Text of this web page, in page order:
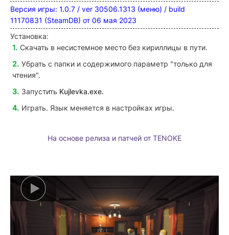
Версия игры: 1.0.7 / ver 30506.1313 (меню) / build
11170831 (SteamDB) от 06 мая 2023
Установка:
Скачать в несистемное место без кириллицы в пути.
Убрать с папки и содержимого параметр "только для
чтения".
Запустить Kujlevka.exe.
Играть. Язык меняется в настройках игры.
На основе релиза и патчей от TENOKE